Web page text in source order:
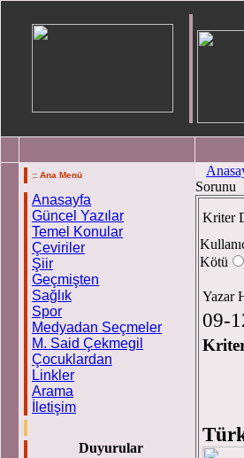
:: Ana Menü
Anasayfa
Güncel Yazılar
Temel Konular
Çeviriler
Şiir
Geçmişten
Sağlık
Spor
Medyadan Seçmeler
M. Said Çekmegil
Çocuklardan
Linkler
Arama
İletişim
Duyurular
Sorunu
Kriter
Kötü
Yazar
09-